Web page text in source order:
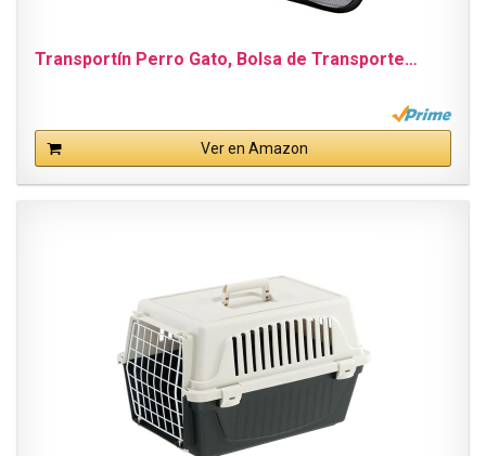
Transportín Perro Gato, Bolsa de Transporte…
Ver en Amazon